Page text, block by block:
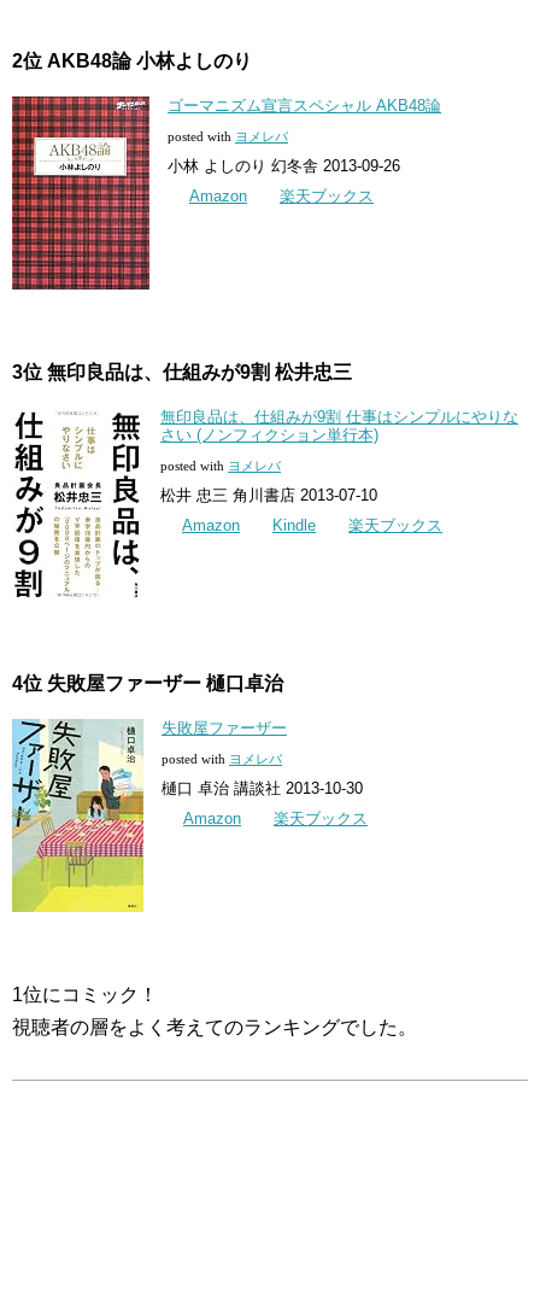
2位 AKB48論 小林よしのり
ゴーマニズム宣言スペシャル AKB48論
posted with ヨメレバ
小林 よしのり 幻冬舎 2013-09-26
Amazon
楽天ブックス
3位 無印良品は、仕組みが9割 松井忠三
無印良品は、仕組みが9割 仕事はシンプルにやりな
さい (ノンフィクション単行本)
posted with ヨメレバ
松井 忠三 角川書店 2013-07-10
Amazon
Kindle 楽天ブックス
4位 失敗屋ファーザー 樋口卓治
失敗屋ファーザー
posted with ヨメレバ
樋口 卓治 講談社 2013-10-30
Amazon
楽天ブックス
1位にコミック！
視聴者の層をよく考えてのランキングでした。